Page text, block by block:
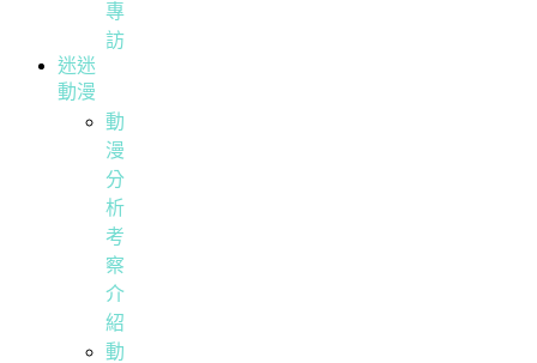
專
訪
迷迷
動漫
動
漫
分
析
考
察
介
紹
動